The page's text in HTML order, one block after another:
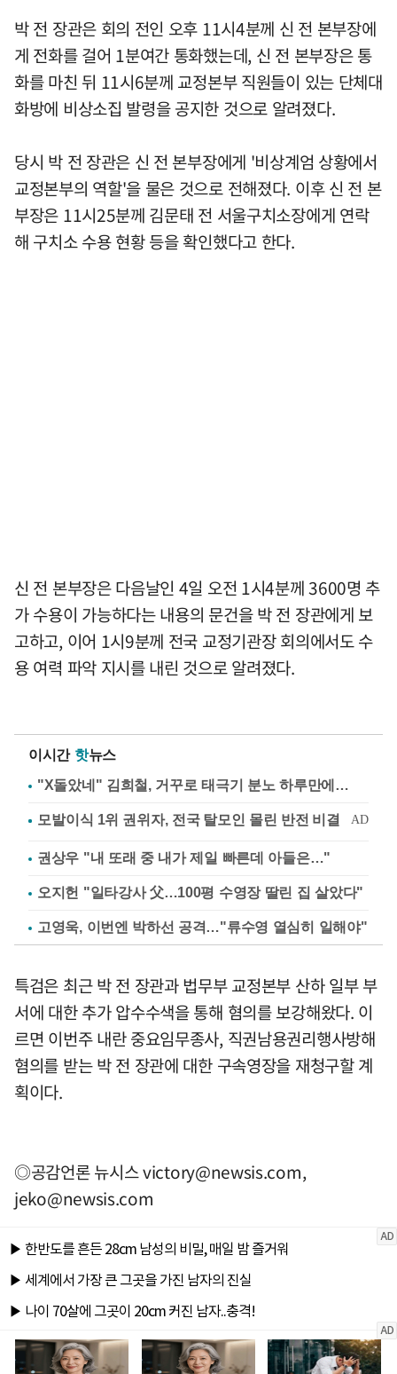
박 전 장관은 회의 전인 오후 11시4분께 신 전 본부장에
게 전화를 걸어 1분여간 통화했는데, 신 전 본부장은 통
화를 마친 뒤 11시6분께 교정본부 직원들이 있는 단체대
화방에 비상소집 발령을 공지한 것으로 알려졌다.
당시 박 전 장관은 신 전 본부장에게 '비상계엄 상황에서
교정본부의 역할'을 물은 것으로 전해졌다. 이후 신 전 본
부장은 11시25분께 김문태 전 서울구치소장에게 연락
해 구치소 수용 현황 등을 확인했다고 한다.
신 전 본부장은 다음날인 4일 오전 1시4분께 3600명 추
가 수용이 가능하다는 내용의 문건을 박 전 장관에게 보
고하고, 이어 1시9분께 전국 교정기관장 회의에서도 수
용 여력 파악 지시를 내린 것으로 알려졌다.
이시간 핫뉴스
"X돌았네" 김희철, 거꾸로 태극기 분노 하루만에…
권상우 "내 또래 중 내가 제일 빠른데 아들은…"
오지헌 "일타강사 父…100평 수영장 딸린 집 살았다"
고영욱, 이번엔 박하선 공격…"류수영 열심히 일해야"
특검은 최근 박 전 장관과 법무부 교정본부 산하 일부 부
서에 대한 추가 압수수색을 통해 혐의를 보강해왔다. 이
르면 이번주 내란 중요임무종사, 직권남용권리행사방해
혐의를 받는 박 전 장관에 대한 구속영장을 재청구할 계
획이다.
◎공감언론 뉴시스victory@newsis.com,
jeko@newsis.com